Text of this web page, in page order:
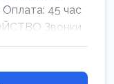
45 час
Звонки